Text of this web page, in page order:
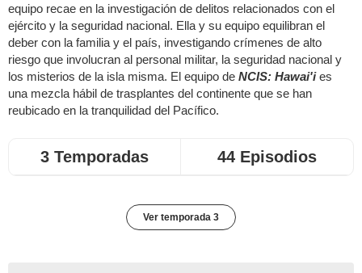
equipo recae en la investigación de delitos relacionados con el
ejército y la seguridad nacional. Ella y su equipo equilibran el
deber con la familia y el país, investigando crímenes de alto
riesgo que involucran al personal militar, la seguridad nacional y
los misterios de la isla misma. El equipo de NCIS: Hawai'ies
una mezcla hábil de trasplantes del continente que se han
reubicado en la tranquilidad del Pacífico.
3 Temporadas 44 Episodios
Ver temporada 3